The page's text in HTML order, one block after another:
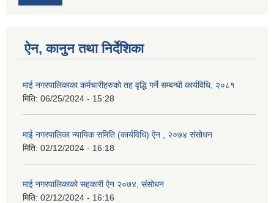
ऐन, कानुन तथा निर्देशिका
माई नगरपालिकाका कर्मचारीहरुको तह वृद्धि गर्ने सम्बन्धी कार्यविधि, २०८१
मिति: 06/25/2024 - 15:28
माई नगरपालिका न्यायिक समिति (कार्यविधि) ऐन , २०७४ संसोधन
मिति: 02/12/2024 - 16:18
माई नगरपालिकाको सहकारी ऐन २०७४, संसोधन
मिति: 02/12/2024 - 16:16